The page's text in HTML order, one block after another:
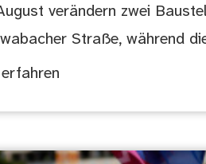
verändern zwei
Straße, während